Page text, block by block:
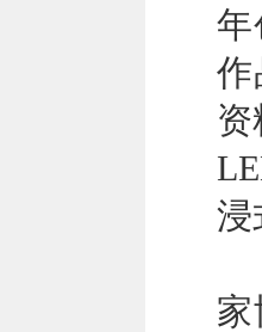
年
作
浸
家